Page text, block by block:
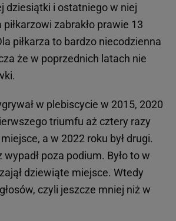
dziesiątki i ostatniego w niej
zabrakło prawie 13
piłkarza to bardzo niecodzienna
że w poprzednich latach nie
w plebiscycie w 2015, 2020
triumfu aż cztery razy
a w 2022 roku był drugi.
poza podium. Było to w
dziewiąte miejsce. Wtedy
czyli jeszcze mniej niż w